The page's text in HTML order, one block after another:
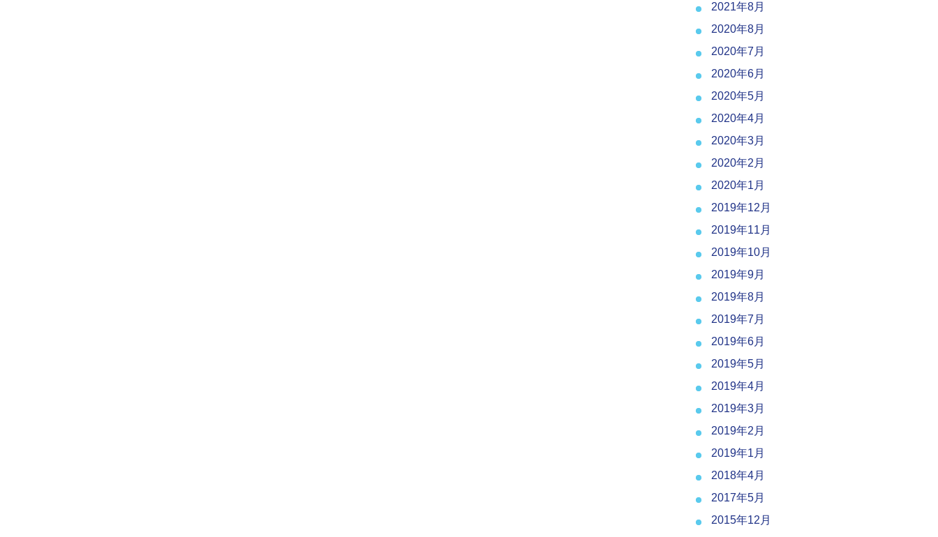
2021年8月
2020年8月
2020年7月
2020年6月
2020年5月
2020年4月
2020年3月
2020年2月
2020年1月
2019年12月
2019年11月
2019年10月
2019年9月
2019年8月
2019年7月
2019年6月
2019年5月
2019年4月
2019年3月
2019年2月
2019年1月
2018年4月
2017年5月
2015年12月